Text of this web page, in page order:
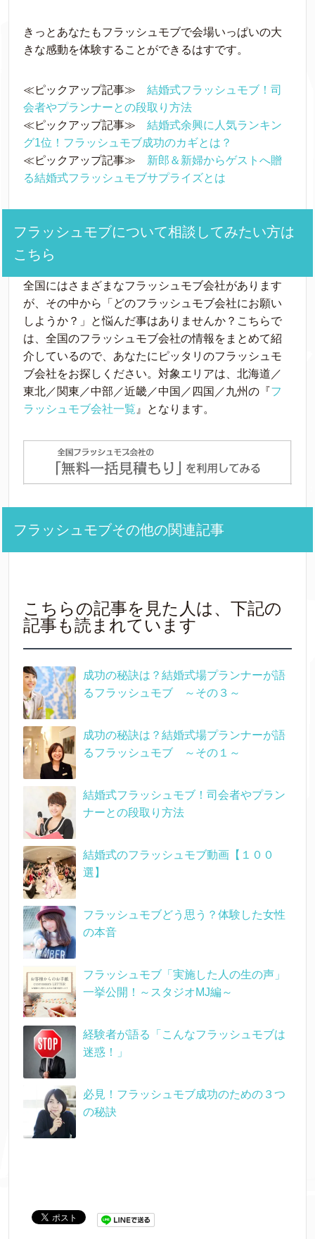
きっとあなたもフラッシュモブで会場いっぱいの大
きな感動を体験することができるはすです。
≪ピックアップ記事≫ 結婚式フラッシュモブ！司
会者やプランナーとの段取り方法
≪ピックアップ記事≫ 結婚式余興に人気ランキン
グ1位！フラッシュモブ成功のカギとは？
≪ピックアップ記事≫ 新郎＆新婦からゲストへ贈
る結婚式フラッシュモブサプライズとは
フラッシュモブについて相談してみたい方は
こちら
全国にはさまざまなフラッシュモブ会社があります
が、その中から「どのフラッシュモブ会社にお願い
しようか？」と悩んだ事はありませんか？こちらで
は、全国のフラッシュモブ会社の情報をまとめて紹
介しているので、あなたにピッタリのフラッシュモ
ブ会社をお探しください。対象エリアは、北海道／
東北／関東／中部／近畿／中国／四国／九州の『フ
ラッシュモブ会社一覧 』となります。
フラッシュモブその他の関連記事
こちらの記事を見た人は、下記の
記事も読まれています
成功の秘訣は？結婚式場プランナーが語
るフラッシュモブ ～その３～
成功の秘訣は？結婚式場プランナーが語
るフラッシュモブ ～その１～
結婚式フラッシュモブ！司会者やプラン
ナーとの段取り方法
結婚式のフラッシュモブ動画【１００
選】
フラッシュモブどう思う？体験した女性
の本音
フラッシュモブ「実施した人の生の声」
一挙公開！～スタジオMJ編～
経験者が語る「こんなフラッシュモブは
迷惑！」
必見！フラッシュモブ成功のための３つ
の秘訣